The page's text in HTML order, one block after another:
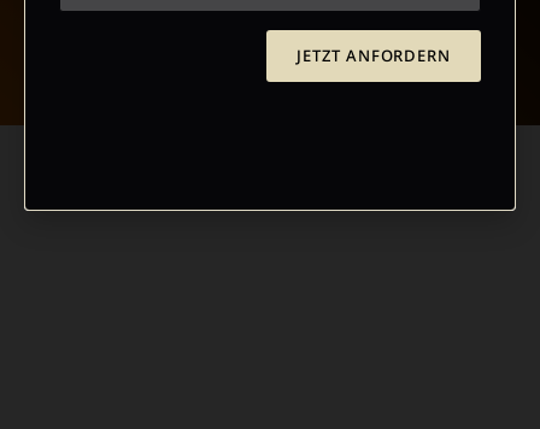
NACH OBEN
JETZT ANFORDERN